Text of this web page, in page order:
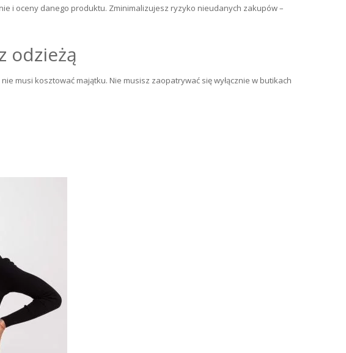
i oceny danego produktu. Zminimalizujesz ryzyko nieudanych zakupów –
odzieżą
musi kosztować majątku. Nie musisz zaopatrywać się wyłącznie w butikach